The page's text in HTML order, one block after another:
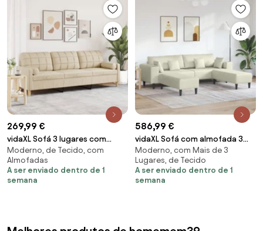
269,99 €
vidaXL Sofá 3 lugares com
almofadas decorativas 210 cm
tecido creme
Moderno, de Tecido, com
Almofadas
A ser enviado dentro de 1
semana
586,99 €
vidaXL Sofá com almofada 3
pcs Creme Veludo
Moderno, com Mais de 3
Lugares, de Tecido
A ser enviado dentro de 1
semana